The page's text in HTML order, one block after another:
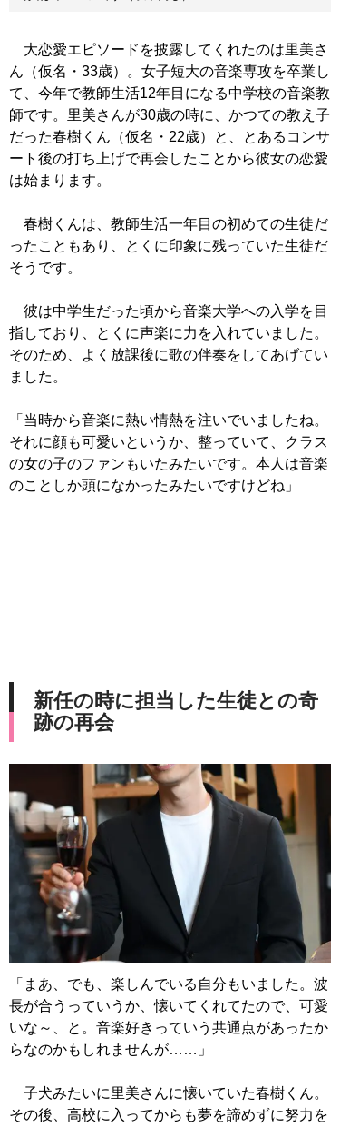
大恋愛エピソードを披露してくれたのは里美さ
ん（仮名・33歳）。女子短大の音楽専攻を卒業し
て、今年で教師生活12年目になる中学校の音楽教
師です。里美さんが30歳の時に、かつての教え子
だった春樹くん（仮名・22歳）と、とあるコンサ
ート後の打ち上げで再会したことから彼女の恋愛
は始まります。
春樹くんは、教師生活一年目の初めての生徒だ
ったこともあり、とくに印象に残っていた生徒だ
そうです。
彼は中学生だった頃から音楽大学への入学を目
指しており、とくに声楽に力を入れていました。
そのため、よく放課後に歌の伴奏をしてあげてい
ました。
「当時から音楽に熱い情熱を注いでいましたね。
それに顔も可愛いというか、整っていて、クラス
の女の子のファンもいたみたいです。本人は音楽
のことしか頭になかったみたいですけどね」
新任の時に担当した生徒との奇
跡の再会
「まあ、でも、楽しんでいる自分もいました。波
長が合うっていうか、懐いてくれてたので、可愛
いな～、と。音楽好きっていう共通点があったか
らなのかもしれませんが……」
子犬みたいに里美さんに懐いていた春樹くん。
その後、高校に入ってからも夢を諦めずに努力を